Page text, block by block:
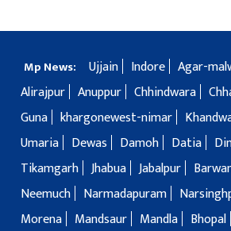
Mp News: Ujjain Indore Agar-
Alirajpur Anuppur Chhindwara
Guna khargonewest-nimar
Umaria
Dewas Damoh Datia
Tikamgarh Jhabua Jabalpur
Neemuch
Narmadapuram
Morena
Mandsaur Mandla Bhopal